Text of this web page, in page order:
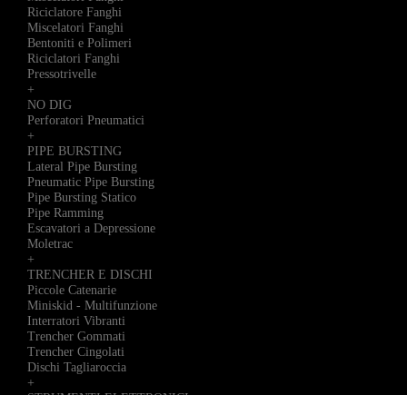
Riciclatore Fanghi
Miscelatori Fanghi
Bentoniti e Polimeri
Riciclatori Fanghi
Pressotrivelle
+
NO DIG
Perforatori Pneumatici
+
PIPE BURSTING
Lateral Pipe Bursting
Pneumatic Pipe Bursting
Pipe Bursting Statico
Pipe Ramming
Escavatori a Depressione
Moletrac
+
TRENCHER E DISCHI
Piccole Catenarie
Miniskid - Multifunzione
Interratori Vibranti
Trencher Gommati
Trencher Cingolati
Dischi Tagliaroccia
+